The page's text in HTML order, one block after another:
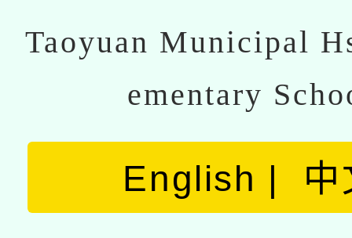
Taoyuan Municipal
ementary
English 中